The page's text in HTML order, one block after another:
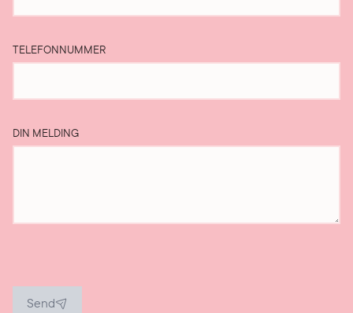
TELEFONNUMMER
DIN MELDING
Send